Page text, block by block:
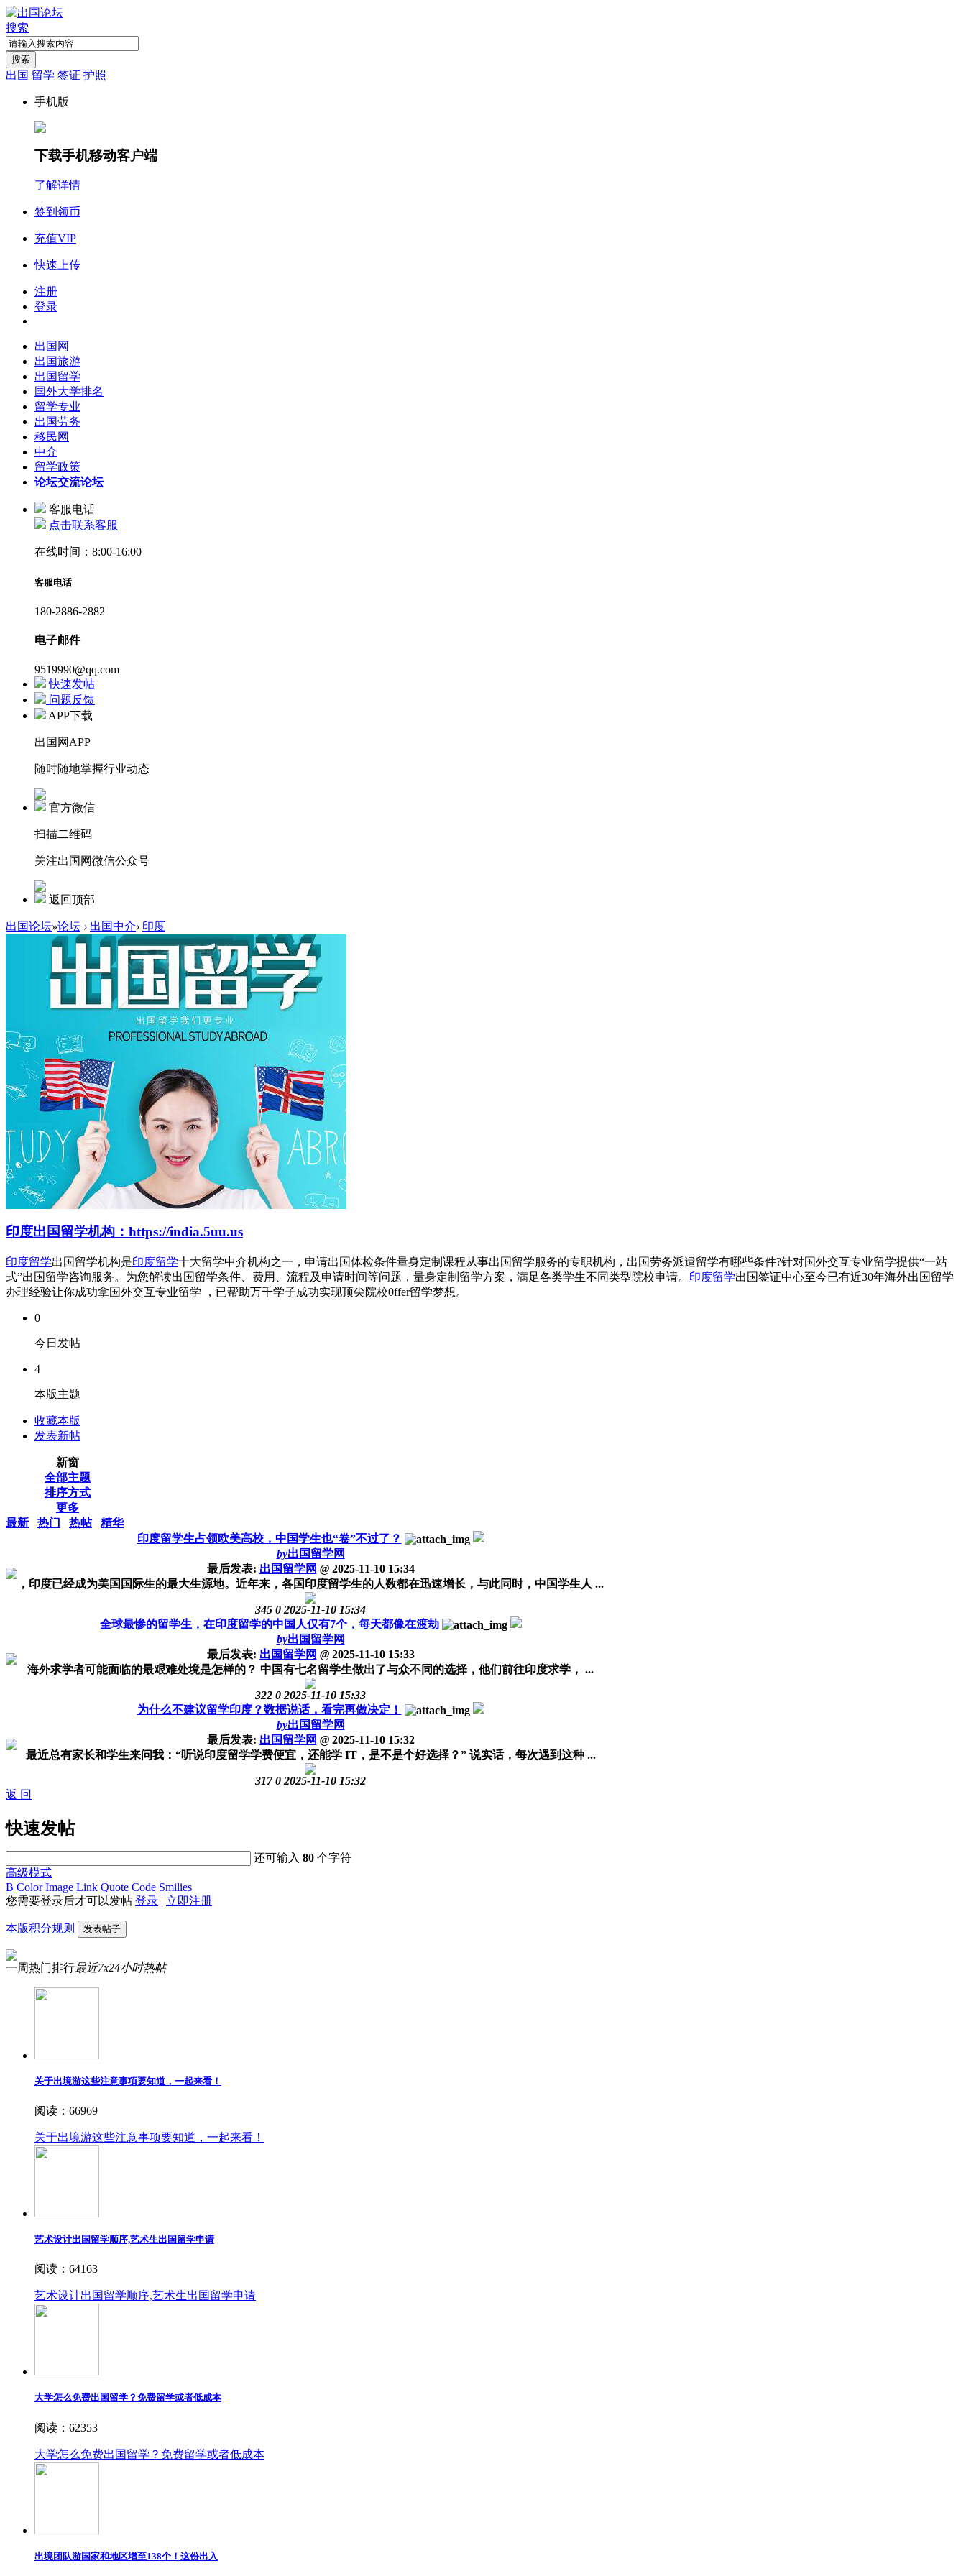
搜索
搜索
出国 留学 签证 护照
手机版
下载手机移动客户端
了解详情
签到领币
充值VIP
快速上传
注册
登录
出国网
出国旅游
出国留学
国外大学排名
留学专业
出国劳务
移民网
中介
留学政策
论坛交流论坛
客服电话
点击联系客服
在线时间：8:00-16:00
客服电话
180-2886-2882
电子邮件
9519990@qq.com
快速发帖
问题反馈
APP下载
出国网APP
随时随地掌握行业动态
官方微信
扫描二维码
关注出国网微信公众号
返回顶部
出国论坛»论坛 › 出国中介› 印度
印度出国留学机构：https://india.5uu.us
印度留学出国留学机构是印度留学十大留学中介机构之一，申请出国体检条件量身定制课程从事出国留学服务的专职机构，出国劳务派遣留学有哪些条件?针对国外交互专业留学提供“一站
式”出国留学咨询服务。为您解读出国留学条件、费用、流程及申请时间等问题，量身定制留学方案，满足各类学生不同类型院校申请。 印度留学出国签证中心至今已有近30年海外出国留学
办理经验让你成功拿国外交互专业留学 ，已帮助万千学子成功实现顶尖院校0ffer留学梦想。
0
今日发帖
4
本版主题
收藏本版
发表新帖
新窗
全部主题
排序方式
更多
最新
热门 热帖
精华
印度留学生占领欧美高校，中国学生也“卷”不过了？
by出国留学网
最后发表: 出国留学网 @2025-11-10 15:34
，印度已经成为美国国际生的最大生源地。近年来，各国印度留学生的人数都在迅速增长，与此同时，中国学生人 ...
345 0 2025-11-10 15:34
全球最惨的留学生，在印度留学的中国人仅有7个，每天都像在渡劫
by出国留学网
最后发表: 出国留学网 @2025-11-10 15:33
海外求学者可能面临的最艰难处境是怎样的？ 中国有七名留学生做出了与众不同的选择，他们前往印度求学， ...
322 0 2025-11-10 15:33
为什么不建议留学印度？数据说话，看完再做决定！
by出国留学网
最后发表: 出国留学网 @2025-11-10 15:32
最近总有家长和学生来问我：“听说印度留学学费便宜，还能学 IT，是不是个好选择？” 说实话，每次遇到这种 ...
317 0 2025-11-10 15:32
返 回
快速发帖
还可输入80 个字符
高级模式
B Color Image Link Quote Code Smilies
您需要登录后才可以发帖 登录 | 立即注册
本版积分规则 发表帖子
一周热门排行最近7x24小时热帖
关于出境游这些注意事项要知道，一起来看！
阅读：66969
关于出境游这些注意事项要知道，一起来看！
艺术设计出国留学顺序,艺术生出国留学申请
阅读：64163
艺术设计出国留学顺序,艺术生出国留学申请
大学怎么免费出国留学？免费留学或者低成本
阅读：62353
大学怎么免费出国留学？免费留学或者低成本
出境团队游国家和地区增至138个！这份出入